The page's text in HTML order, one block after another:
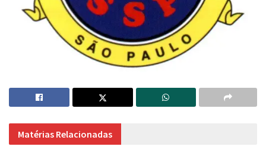
Matérias Relacionadas